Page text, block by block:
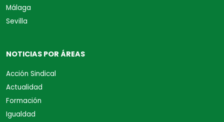
Málaga
Sevilla
NOTICIAS POR ÁREAS
Acción Sindical
Actualidad
Formación
Igualdad